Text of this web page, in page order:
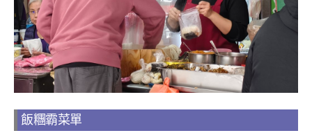
飯糰霸菜單